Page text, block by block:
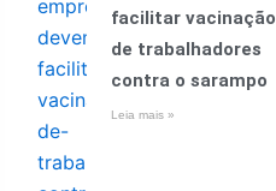
facilitar vacinação
de trabalhadores
contra o sarampo
Leia mais »